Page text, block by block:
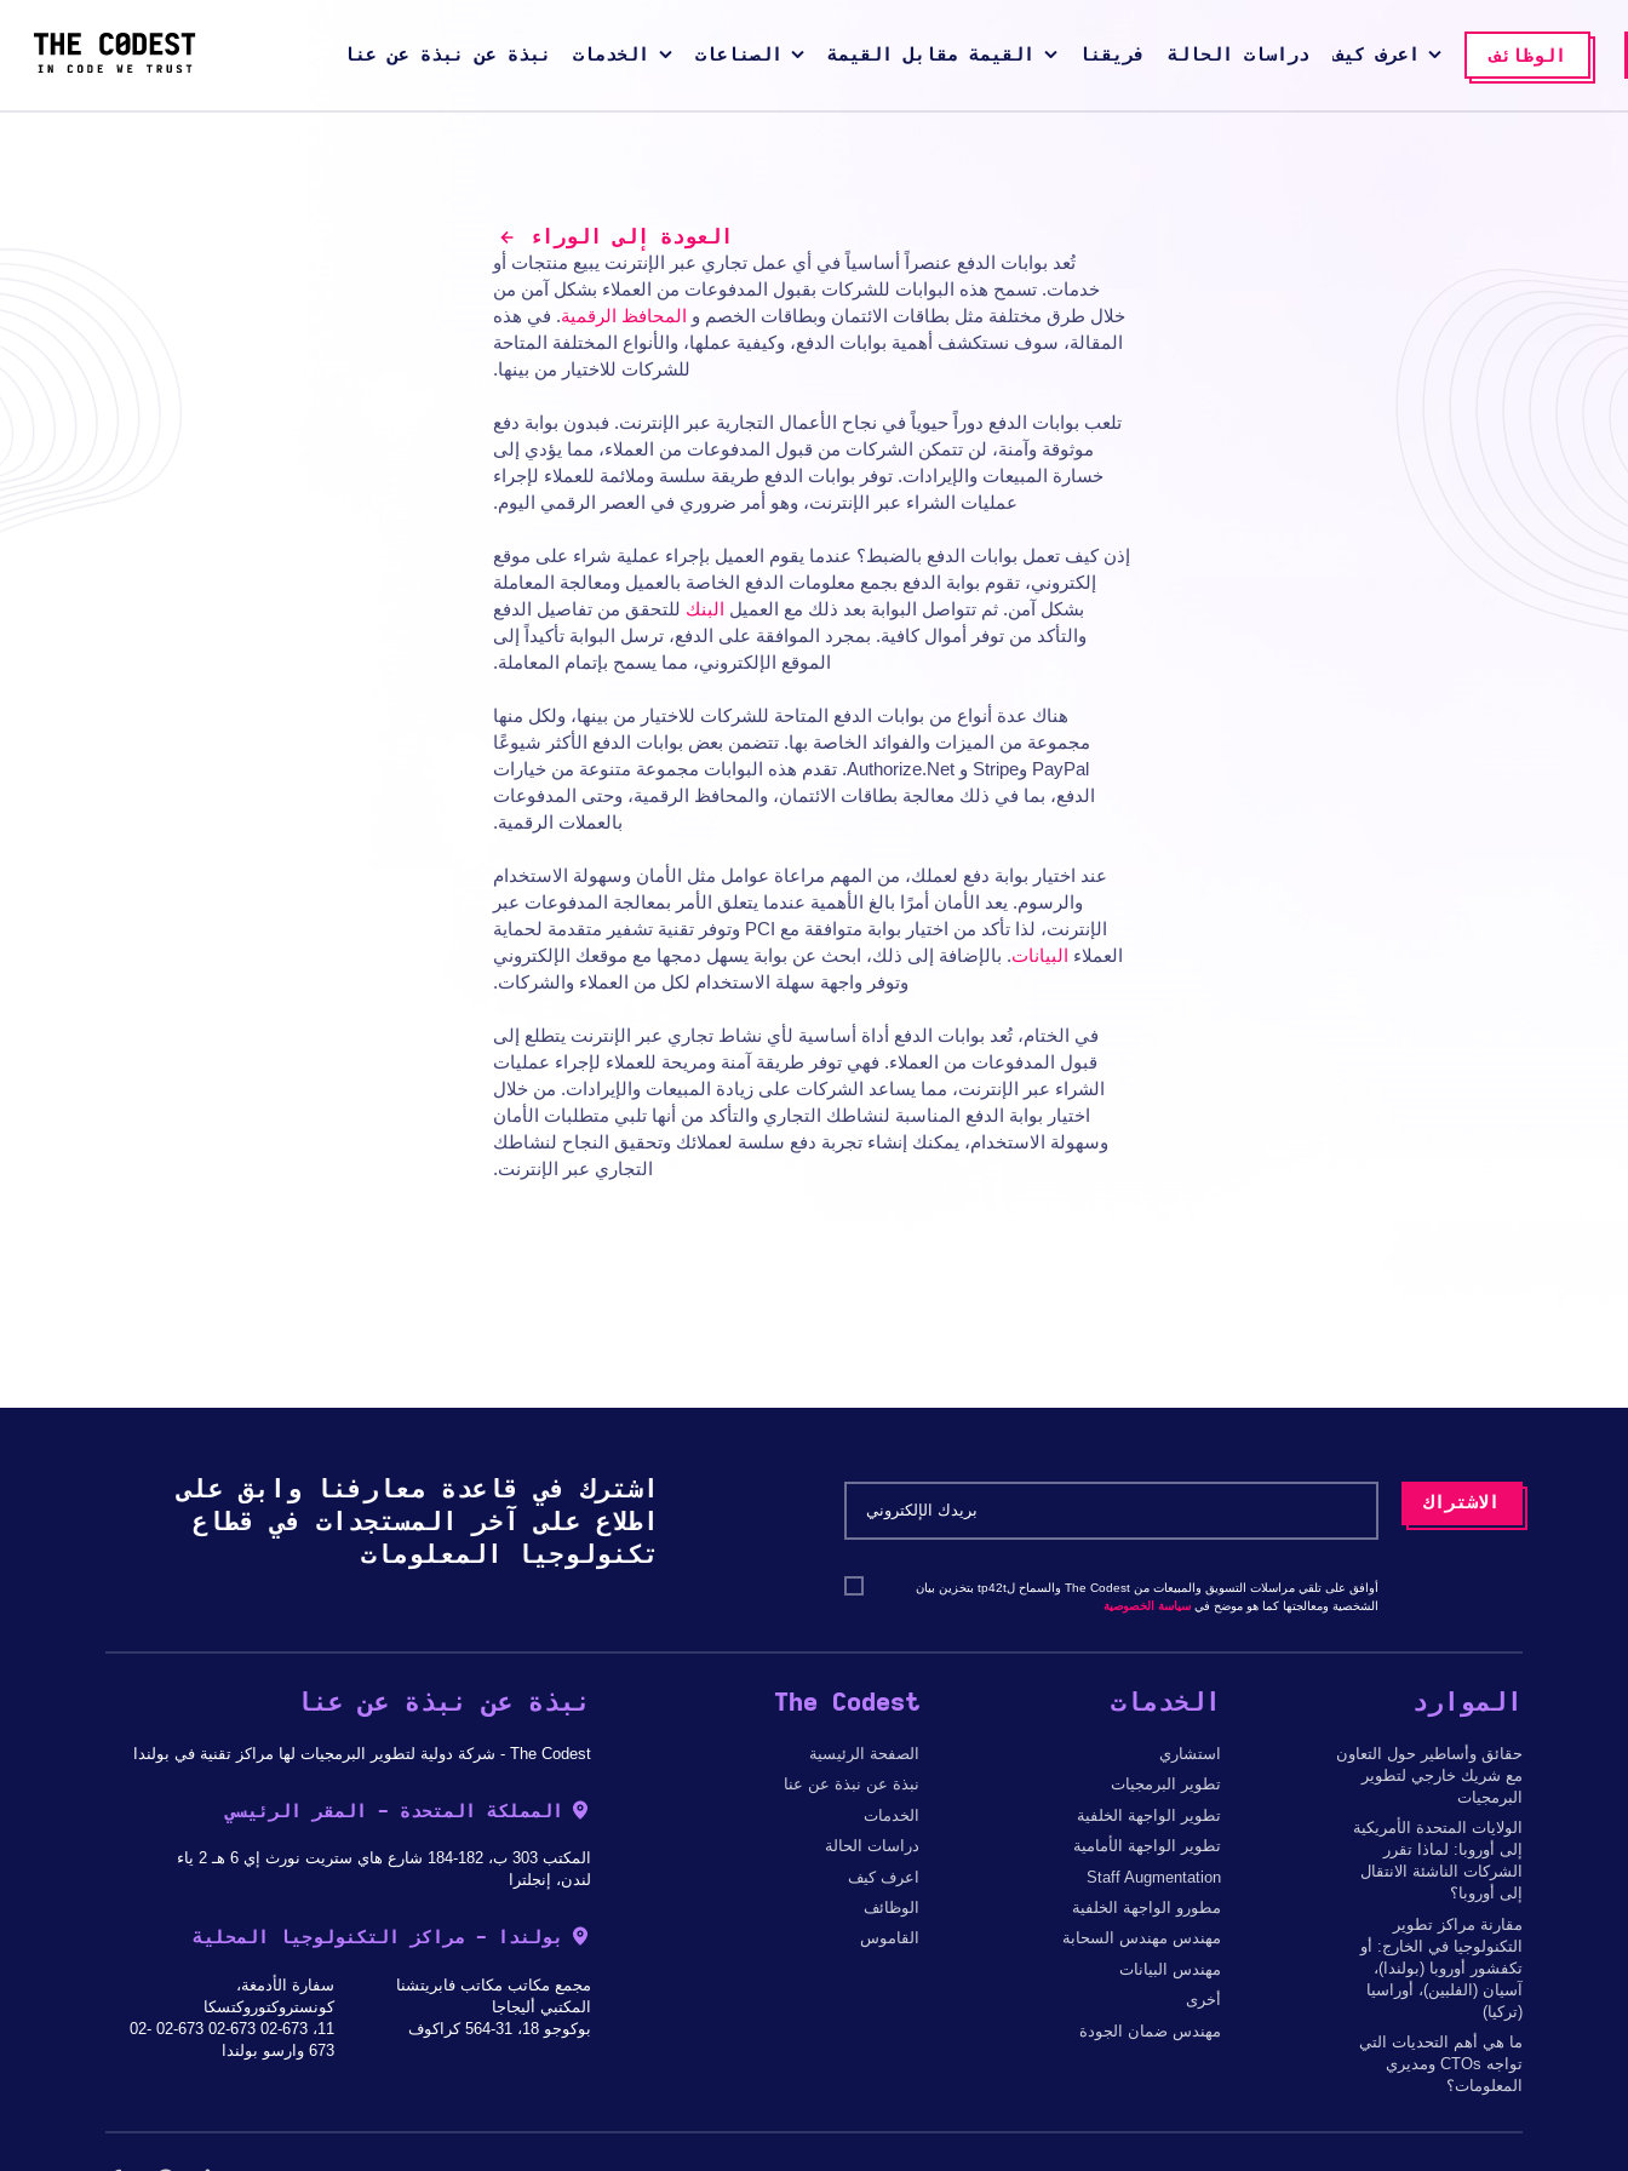
نبذة عن نبذة عن عنا الخدمات الصناعات القيمة مقابل القيمة فريقنا دراسات الحالة اعرف كيف الوظائف
العودة إلى الوراء
تُعد بوابات الدفع عنصراً أساسياً في أي عمل تجاري عبر الإنترنت يبيع منتجات أو
خدمات. تسمح هذه البوابات للشركات بقبول المدفوعات من العملاء بشكل آمن من
خلال طرق مختلفة مثل بطاقات الائتمان وبطاقات الخصم و المحافظ الرقمية. في هذه
المقالة، سوف نستكشف أهمية بوابات الدفع، وكيفية عملها، والأنواع المختلفة المتاحة
للشركات للاختيار من بينها.
تلعب بوابات الدفع دوراً حيوياً في نجاح الأعمال التجارية عبر الإنترنت. فبدون بوابة دفع
موثوقة وآمنة، لن تتمكن الشركات من قبول المدفوعات من العملاء، مما يؤدي إلى
خسارة المبيعات والإيرادات. توفر بوابات الدفع طريقة سلسة وملائمة للعملاء لإجراء
عمليات الشراء عبر الإنترنت، وهو أمر ضروري في العصر الرقمي اليوم.
إذن كيف تعمل بوابات الدفع بالضبط؟ عندما يقوم العميل بإجراء عملية شراء على موقع
إلكتروني، تقوم بوابة الدفع بجمع معلومات الدفع الخاصة بالعميل ومعالجة المعاملة
بشكل آمن. ثم تتواصل البوابة بعد ذلك مع العميل البنك للتحقق من تفاصيل الدفع
والتأكد من توفر أموال كافية. بمجرد الموافقة على الدفع، ترسل البوابة تأكيداً إلى
الموقع الإلكتروني، مما يسمح بإتمام المعاملة.
هناك عدة أنواع من بوابات الدفع المتاحة للشركات للاختيار من بينها، ولكل منها
مجموعة من الميزات والفوائد الخاصة بها. تتضمن بعض بوابات الدفع الأكثر شيوعًا
PayPal وStripe و Authorize.Net. تقدم هذه البوابات مجموعة متنوعة من خيارات
الدفع، بما في ذلك معالجة بطاقات الائتمان، والمحافظ الرقمية، وحتى المدفوعات
بالعملات الرقمية.
عند اختيار بوابة دفع لعملك، من المهم مراعاة عوامل مثل الأمان وسهولة الاستخدام
والرسوم. يعد الأمان أمرًا بالغ الأهمية عندما يتعلق الأمر بمعالجة المدفوعات عبر
الإنترنت، لذا تأكد من اختيار بوابة متوافقة مع PCI وتوفر تقنية تشفير متقدمة لحماية
العملاء البيانات. بالإضافة إلى ذلك، ابحث عن بوابة يسهل دمجها مع موقعك الإلكتروني
وتوفر واجهة سهلة الاستخدام لكل من العملاء والشركات.
في الختام، تُعد بوابات الدفع أداة أساسية لأي نشاط تجاري عبر الإنترنت يتطلع إلى
قبول المدفوعات من العملاء. فهي توفر طريقة آمنة ومريحة للعملاء لإجراء عمليات
الشراء عبر الإنترنت، مما يساعد الشركات على زيادة المبيعات والإيرادات. من خلال
اختيار بوابة الدفع المناسبة لنشاطك التجاري والتأكد من أنها تلبي متطلبات الأمان
وسهولة الاستخدام، يمكنك إنشاء تجربة دفع سلسة لعملائك وتحقيق النجاح لنشاطك
التجاري عبر الإنترنت.
اشترك في قاعدة معارفنا وابق على
اطلاع على آخر المستجدات في قطاع
تكنولوجيا المعلومات
أوافق على تلقي مراسلات التسويق والمبيعات من The Codest والسماح لtp42t بتخزين بيان
الشخصية ومعالجتها كما هو موضح في سياسة الخصوصية
نبذة عن نبذة عن عنا
The Codest - شركة دولية لتطوير البرمجيات لها مراكز تقنية في بولندا
المملكة المتحدة - المقر الرئيسي
المكتب 303 ب، 182-184 شارع هاي ستريت نورث إي 6 هـ 2 ياء
لندن، إنجلترا
بولندا - مراكز التكنولوجيا المحلية
مجمع مكاتب مكاتب فابريتشنا
المكتبي أليجاجا
بوكوجو 18، 31-564 كراكوف
سفارة الأدمغة،
كونستروكتوروكتسكا
11، 02-673 02-673 02-673 02-
673 وارسو بولندا
The Codest
الصفحة الرئيسية
نبذة عن نبذة عن عنا
الخدمات
دراسات الحالة
اعرف كيف
الوظائف
القاموس
الخدمات
استشاري
تطوير البرمجيات
تطوير الواجهة الخلفية
تطوير الواجهة الأمامية
Staff Augmentation
مطورو الواجهة الخلفية
مهندس مهندس السحابة
مهندس البيانات
أخرى
مهندس ضمان الجودة
الموارد
حقائق وأساطير حول التعاون
مع شريك خارجي لتطوير
البرمجيات
الولايات المتحدة الأمريكية
إلى أوروبا: لماذا تقرر
الشركات الناشئة الانتقال
إلى أوروبا؟
مقارنة مراكز تطوير
التكنولوجيا في الخارج: أو
تكفشور أوروبا (بولندا)،
آسيان (الفلبين)، أوراسيا
(تركيا)
ما هي أهم التحديات التي
تواجه CTOs ومديري
المعلومات؟